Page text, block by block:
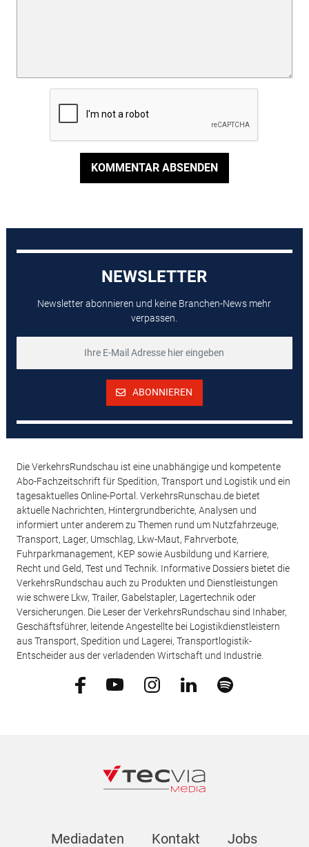
KOMMENTAR ABSENDEN
NEWSLETTER
Newsletter abonnieren und keine Branchen-News mehr
verpassen.
ABONNIEREN
Die VerkehrsRundschau ist eine unabhängige und kompetente
Abo-Fachzeitschrift für Spedition, Transport und Logistik und ein
tagesaktuelles Online-Portal. VerkehrsRunschau.de bietet
aktuelle Nachrichten, Hintergrundberichte, Analysen und
informiert unter anderem zu Themen rund um Nutzfahrzeuge,
Transport, Lager, Umschlag, Lkw-Maut, Fahrverbote,
Fuhrparkmanagement, KEP sowie Ausbildung und Karriere,
Recht und Geld, Test und Technik. Informative Dossiers bietet die
VerkehrsRundschau auch zu Produkten und Dienstleistungen
wie schwere Lkw, Trailer, Gabelstapler, Lagertechnik oder
Versicherungen. Die Leser der VerkehrsRundschau sind Inhaber,
Geschäftsführer, leitende Angestellte bei Logistikdienstleistern
aus Transport, Spedition und Lagerei, Transportlogistik-
Entscheider aus der verladenden Wirtschaft und Industrie.
Mediadaten Kontakt Jobs